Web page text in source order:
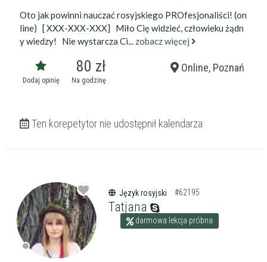
Oto jak powinni nauczać rosyjskiego PROfesjonaliści! (on
line) [ XXX-XXX-XXX] Miło Cię widzieć, człowieku żądn
y wiedzy! Nie wystarcza Ci... zobacz więcej
Dodaj opinię
80 zł
Na godzinę
Online, Poznań
Ten korepetytor nie udostępnił kalendarza
Język rosyjski #62195
Tatjana
darmowa lekcja próbna